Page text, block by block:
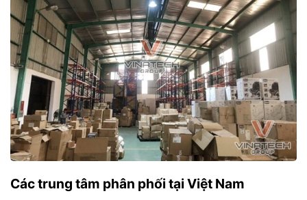
Các trung tâm phân phối tại Việt Nam